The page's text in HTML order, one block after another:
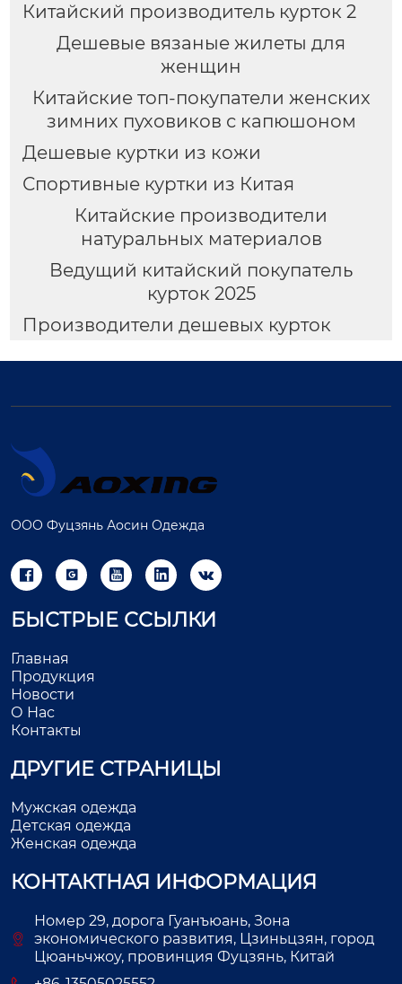
Китайский производитель курток 2
Дешевые вязаные жилеты для
женщин
Китайские топ-покупатели женских
зимних пуховиков с капюшоном
Дешевые куртки из кожи
Спортивные куртки из Китая
Китайские производители
натуральных материалов
Ведущий китайский покупатель
курток 2025
Производители дешевых курток
ООО Фуцзянь Аосин Одежда
    
БЫСТРЫЕ ССЫЛКИ
Главная
Продукция
Новости
О Нас
Контакты
ДРУГИЕ СТРАНИЦЫ
Мужская одежда
Детская одежда
Женская одежда
КОНТАКТНАЯ ИНФОРМАЦИЯ
Номер 29, дорога Гуанъюань, Зона
экономического развития, Цзиньцзян, город
Цюаньчжоу, провинция Фуцзянь, Китай